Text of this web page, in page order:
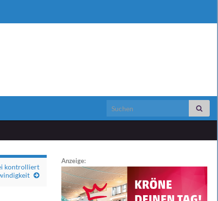
Search for:
kontrolliert
Anzeige: